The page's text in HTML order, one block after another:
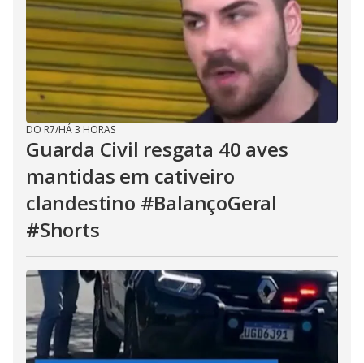
DO R7/HÁ 3 HORAS
Guarda Civil resgata 40 aves
mantidas em cativeiro
clandestino #BalançoGeral
#Shorts